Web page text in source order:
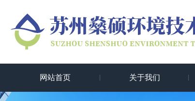
网站首页 关于我们